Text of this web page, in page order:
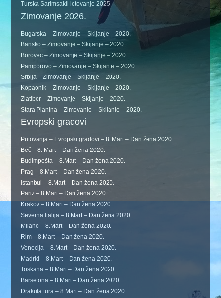
Turska Sarimsakli letovanje 2025
Zimovanje 2026.
Bugarska – Zimovanje – Skijanje – 2020.
Bansko – Zimovanje – Skijanje – 2020.
Borovec – Zimovanje – Skijanje – 2020.
Pamporovo – Zimovanje – Skijanje – 2020.
Srbija – Zimovanje – Skijanje – 2020.
Kopaonik – Zimovanje – Skijanje – 2020.
Zlatibor – Zimovanje – Skijanje – 2020.
Stara Planina – Zimovanje – Skijanje – 2020.
Evropski gradovi
Putovanja – Evropski gradovi – 8. Mart – Dan žena 2020.
Beč – 8. Mart – Dan žena 2020.
Budimpešta – 8.Mart – Dan žena 2020.
Prag – 8.Mart – Dan žena 2020.
Istanbul – 8.Mart – Dan žena 2020.
Pariz – 8.Mart – Dan žena 2020.
Krakov – 8.Mart – Dan žena 2020.
Severna Italija – 8.Mart – Dan žena 2020.
Milano – 8.Mart – Dan žena 2020.
Rim – 8.Mart – Dan žena 2020.
Venecija – 8.Mart – Dan žena 2020.
Madrid – 8.Mart – Dan žena 2020.
Toskana – 8.Mart – Dan žena 2020.
Barselona – 8.Mart – Dan žena 2020.
Drakula tura – 8.Mart – Dan žena 2020.